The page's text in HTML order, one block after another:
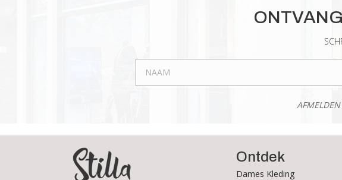
Ontdek
Dames Kleding